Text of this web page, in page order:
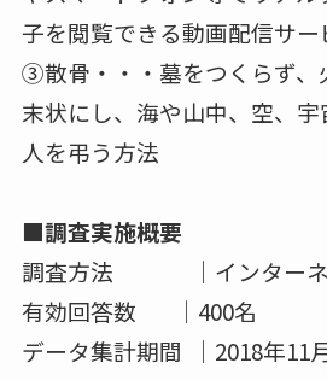
壇のスタイルに特段意味を感
しくならない」、「印象深
の心に残りそう」などが多
数回答可
■映像照射式の祭壇とは・・